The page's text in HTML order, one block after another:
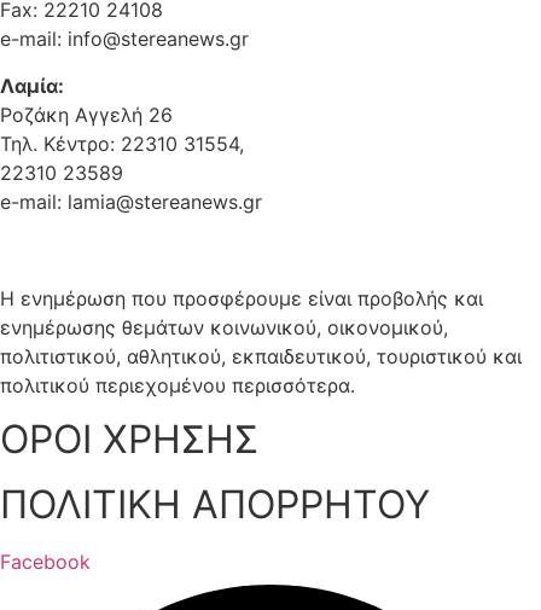
Fax: 22210 24108
e-mail: info@stereanews.gr
Λαμία:
Ροζάκη Αγγελή 26
Τηλ. Κέντρο: 22310 31554,
22310 23589
e-mail: lamia@stereanews.gr
Η ενημέρωση που προσφέρουμε είναι προβολής και
ενημέρωσης θεμάτων κοινωνικού, οικονομικού,
πολιτιστικού, αθλητικού, εκπαιδευτικού, τουριστικού και
πολιτικού περιεχομένου περισσότερα.
ΟΡΟΙ ΧΡΗΣΗΣ
ΠΟΛΙΤΙΚΗ ΑΠΟΡΡΗΤΟΥ
Facebook